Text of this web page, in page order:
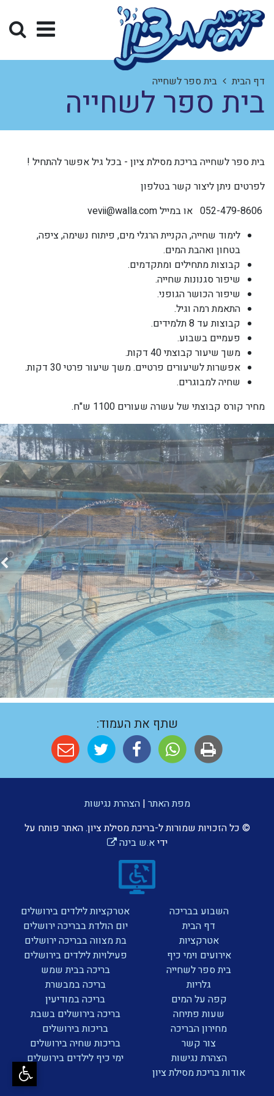
דף הבית בית ספר לשחייה
בית ספר לשחייה
בית ספר לשחייה בריכת מסילת ציון - בכל גיל אפשר להתחיל !
לפרטים ניתן ליצור קשר בטלפון
vevii@walla.com
לימוד שחייה, הקניית הרגלי מים, פיתוח נשימה, ציפה,
בטחון ואהבת המים.
קבוצות מתחילים ומתקדמים.
שיפור סגנונות שחייה.
שיפור הכושר הגופני.
התאמת רמה וגיל.
קבוצות עד 8 תלמידים.
פעמיים בשבוע.
משך שיעור קבוצתי 40 דקות.
אפשרות לשיעורים פרטיים. משך שיעור פרטי 30 דקות.
שחיה למבוגרים.
מחיר קורס קבוצתי של עשרה שעורים 1100
ש"ח.
שתף את העמוד:
מפת האתר |הצהרת נגישות
© כל הזכויות שמורות ל-בריכת מסילת ציון. האתר פותח על
ידיא.ש בינה
השבוע בבריכה
דף הבית
אטרקציות
אירועים וימי כיף
בית ספר לשחייה
גלריות
קפה על המים
שעות פתיחה
מחירון הבריכה
צור קשר
הצהרת נגישות
אודות בריכת מסילת ציון
אטרקציות לילדים בירושלים
יום הולדת בבריכה ירושלים
בת מצווה בבריכה ירושלים
פעילויות לילדים בירושלים
בריכה בבית שמש
בריכה במבשרת
בריכה במודיעין
בריכה בירושלים בשבת
בריכות בירושלים
בריכות שחיה בירושלים
ימי כיף לילדים בירושלים